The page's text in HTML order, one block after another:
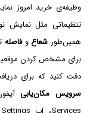
وظیفه‌ی خرید امروز
تنظیماتی مثل نمایش
همین‌طور شعاع وفاصله
برای مشخص کردن
دقت کنید که برای
سرویس مکان‌یابی